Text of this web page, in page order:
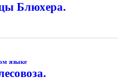
Блюхера.
языке